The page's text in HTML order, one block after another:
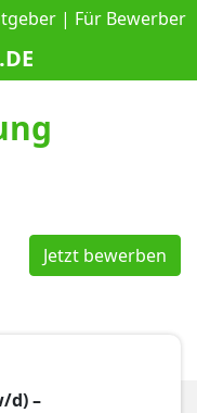
| Für Bewerber
Jetzt bewerben
d) –